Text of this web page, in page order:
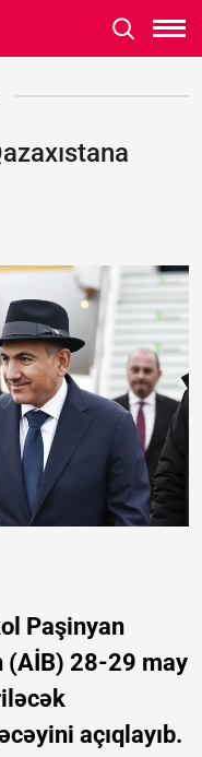
Paşinyan
(AİB) 28-29 may
açıqlayıb.